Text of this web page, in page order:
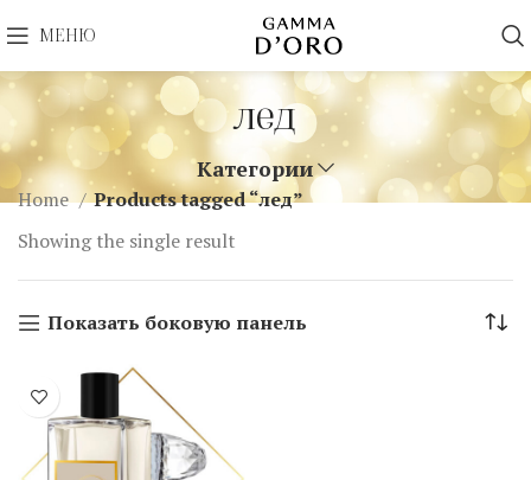
МЕНЮ
лед
Категории
Home
Products tagged “лед”
Showing the single result
Показать боковую панель